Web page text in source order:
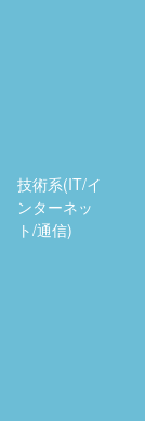
技術系(IT/イ
ンターネッ
ト/通信)